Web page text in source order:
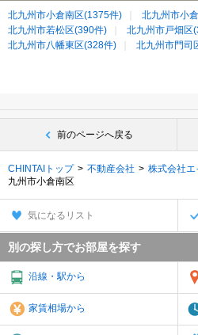
北九州市小倉南区(1375件)
北九州市小
北九州市若松区(390件)
北九州市戸畑区
北九州市八幡東区(328件)
北九州市門司
前のページへ戻る
CHINTAIトップ 不動産会社 株式会社エ
九州市小倉南区
気になるリスト
別の探し方でお部屋を探す
沿線・駅から
家賃相場から